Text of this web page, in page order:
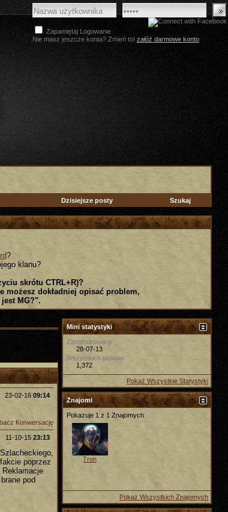
Zapamiętaj Logowanie
Nie masz jeszcze konta? Zmień to! załóż darmowe konto
Dzisiejsze posty Szukaj
?
klanu?
skrótu CTRL+R)?
możesz dokładniej opisać problem,
MG?".
23-02-16 09:14
Konwersację
11-10-15 23:13
poprzez
Reklamacje
pod
Mini statystyki
Zarejestrowany
28-07-13
Wszystkich postów
1,372
Pokaż Wszystkie Statystyki
Znajomi
Pokazuje 1 z 1 Znajomych
Tron
Pokaż Wszystkich Znajomych